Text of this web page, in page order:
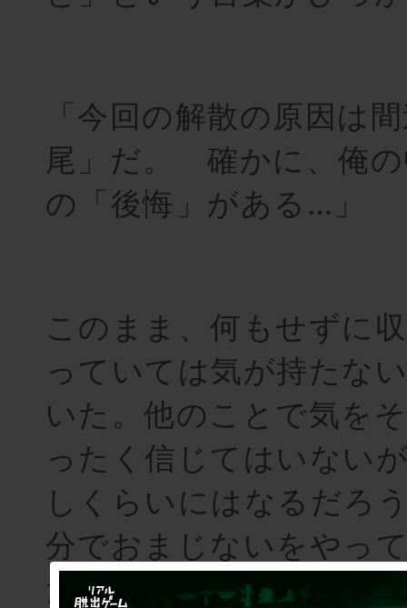
「今回の解散の原因は
尾」だ。 確かに、俺
の「後悔」がある…」
このまま、何もせずに
っていては気が持たな
いた。他のことで気を
ったく信じてはいない
しくらいにはなるだろ
分でおまじないをやっ
た。